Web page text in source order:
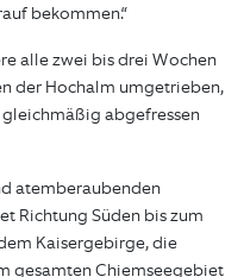
bekommen.“
alle zwei bis drei Wochen
der Hochalm umgetrieben,
abgefressen
atemberaubenden
Richtung Süden bis zum
Kaisergebirge, die
gesamten Chiemseegebiet